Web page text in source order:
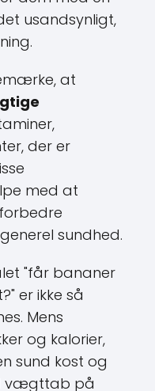
usandsynligt,
at
der er
med at
sundhed.
"får bananer
er ikke så
Mens
og kalorier,
sund kost og
vægttab på